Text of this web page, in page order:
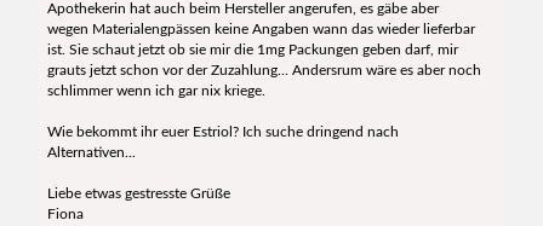
Apothekerin hat auch beim Hersteller angerufen, es gäbe aber
wegen Materialengpässen keine Angaben wann das wieder lieferbar
ist. Sie schaut jetzt ob sie mir die 1mg Packungen geben darf, mir
grauts jetzt schon vor der Zuzahlung... Andersrum wäre es aber noch
schlimmer wenn ich gar nix kriege.
Wie bekommt ihr euer Estriol? Ich suche dringend nach
Alternativen...
Liebe etwas gestresste Grüße
Fiona